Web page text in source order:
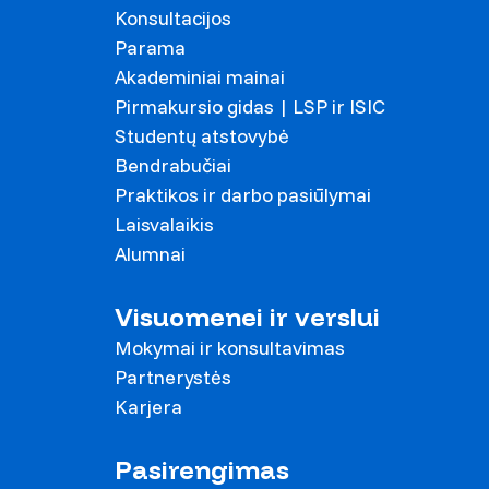
Konsultacijos
Parama
Akademiniai mainai
Pirmakursio gidas | LSP ir ISIC
Studentų atstovybė
Bendrabučiai
Praktikos ir darbo pasiūlymai
Laisvalaikis
Alumnai
Visuomenei ir verslui
Mokymai ir konsultavimas
Partnerystės
Karjera
Pasirengimas